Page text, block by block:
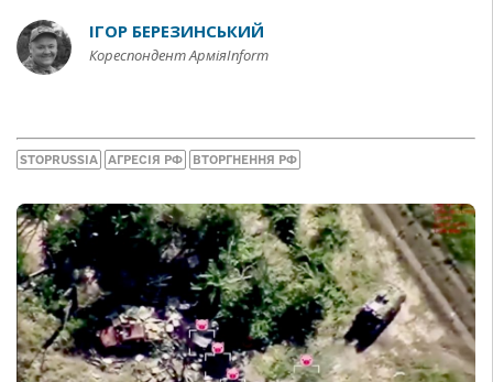
ІГОР БЕРЕЗИНСЬКИЙ
Кореспондент АрміяInform
STOPRUSSIA АГРЕСІЯ РФ ВТОРГНЕННЯ РФ